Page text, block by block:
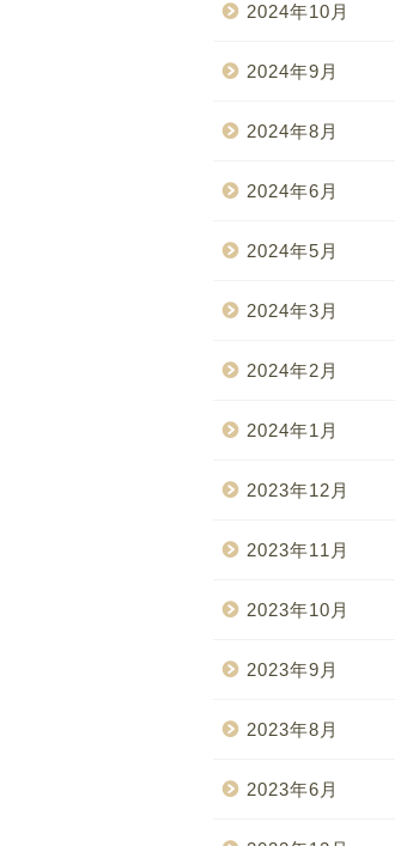
2024年10月
2024年9月
2024年8月
2024年6月
2024年5月
2024年3月
2024年2月
2024年1月
2023年12月
2023年11月
2023年10月
2023年9月
2023年8月
2023年6月